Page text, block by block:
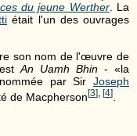
du jeune Werther. La
était l'un des ouvrages
son nom de l'œuvre de
estAn Uamh Bhin - «la
par Sir Joseph
de Macpherson[3] [4]